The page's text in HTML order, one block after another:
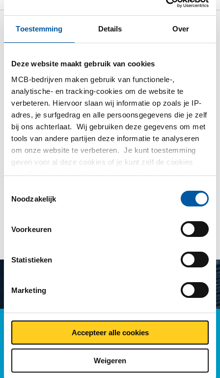
Toestemming Details Over
Deze website maakt gebruik van cookies
MCB-bedrijven maken gebruik van functionele-,
analytische- en tracking-cookies om de website te
verbeteren. Hiervoor slaan wij informatie op zoals je IP-
adres, je surfgedrag en alle persoonsgegevens die je zelf
bij ons achterlaat. Wij gebruiken deze gegevens om met
tools van andere partijen deze informatie te analyseren
om onze website te verbeteren. Je kunt toestemming
geven voor al deze cookies of je kunt zelf de cookies
instellen als je niet wilt dat wij bepaalde informatie delen.
partijen waarmee wij samenwerken vind je in ons
Noodzakelijk
Voorkeuren
Statistieken
Marketing
Accepteer alle cookies
Weigeren
Bruto prijslijst: Messing
Prijzen in Euro per: 0
Artikelnummer
2900-0015-2115
Omschrijving
Messing plaat CuZn37/R410 2000x1000x1,50 hard
Stuks gewicht in kg
25,80
Bruto prijs
Toon meer
Specificaties
Toleranties